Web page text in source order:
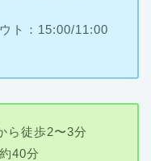
ト：15:00/11:00
ら徒歩2〜3分
40分